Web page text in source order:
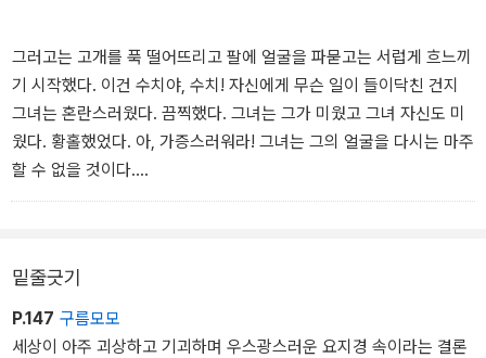
그러고는 고개를 푹 떨어뜨리고 팔에 얼굴을 파묻고는 서럽게 흐느끼
기 시작했다. 이건 수치야, 수치! 자신에게 무슨 일이 들이닥친 건지
그녀는 혼란스러웠다. 끔찍했다. 그녀는 그가 미웠고 그녀 자신도 미
웠다. 황홀했었다. 아, 가증스러워라! 그녀는 그의 얼굴을 다시는 마주
할 수 없을 것이다.
편없지. 최소한 그 가여운 여자들은 빵을 위해서 자신을 내준다. 그것
도 도로시가 그녀를 받아준 이 집에서! 슬픔과 비통함은 또 어쩌고! 그
녀의 어깨가 흐느낌으로 흔들렸다. 이제 모든 것이 다 끝장이다. 그녀
밑줄긋기
P.147 구름모모
세상이 아주 괴상하고 기괴하며 우스광스러운 요지경 속이라는 결론